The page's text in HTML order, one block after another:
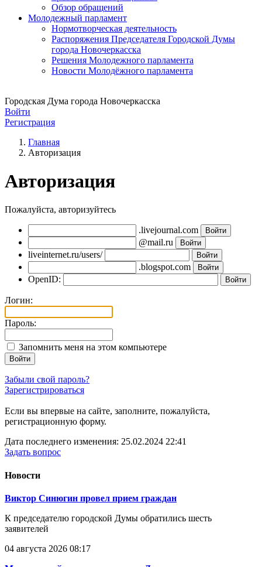
Обзор обращений
Молодежный парламент
Нормотворческая деятельность
Распоряжения Председателя Городской Думы
города Новочеркасска
Решения Молодежного парламента
Новости Молодёжного парламента
Городская Дума города Новочеркасска
Войти
Регистрация
Главная
Авторизация
Авторизация
Пожалуйста, авторизуйтесь
.livejournal.com
@mail.ru
liveinternet.ru/users/
.blogspot.com
OpenID:
Логин:
Пароль:
Запомнить меня на этом компьютере
Войти
Забыли свой пароль?
Зарегистрироваться
Если вы впервые на сайте, заполните, пожалуйста,
регистрационную форму.
Дата последнего изменения: 25.02.2024 22:41
Задать вопрос
Новости
Виктор Синюгин провел прием граждан
К председателю городской Думы обратились шесть
заявителей
04 августа 2026 08:17